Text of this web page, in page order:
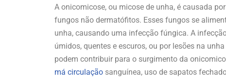
A onicomicose, ou micose de unha, é causada
fungos não dermatófitos. Esses fungos se
unha, causando uma infecção fúngica. A
úmidos, quentes e escuros, ou por lesões na
podem contribuir para o surgimento da
má circulação sanguínea, uso de sapatos